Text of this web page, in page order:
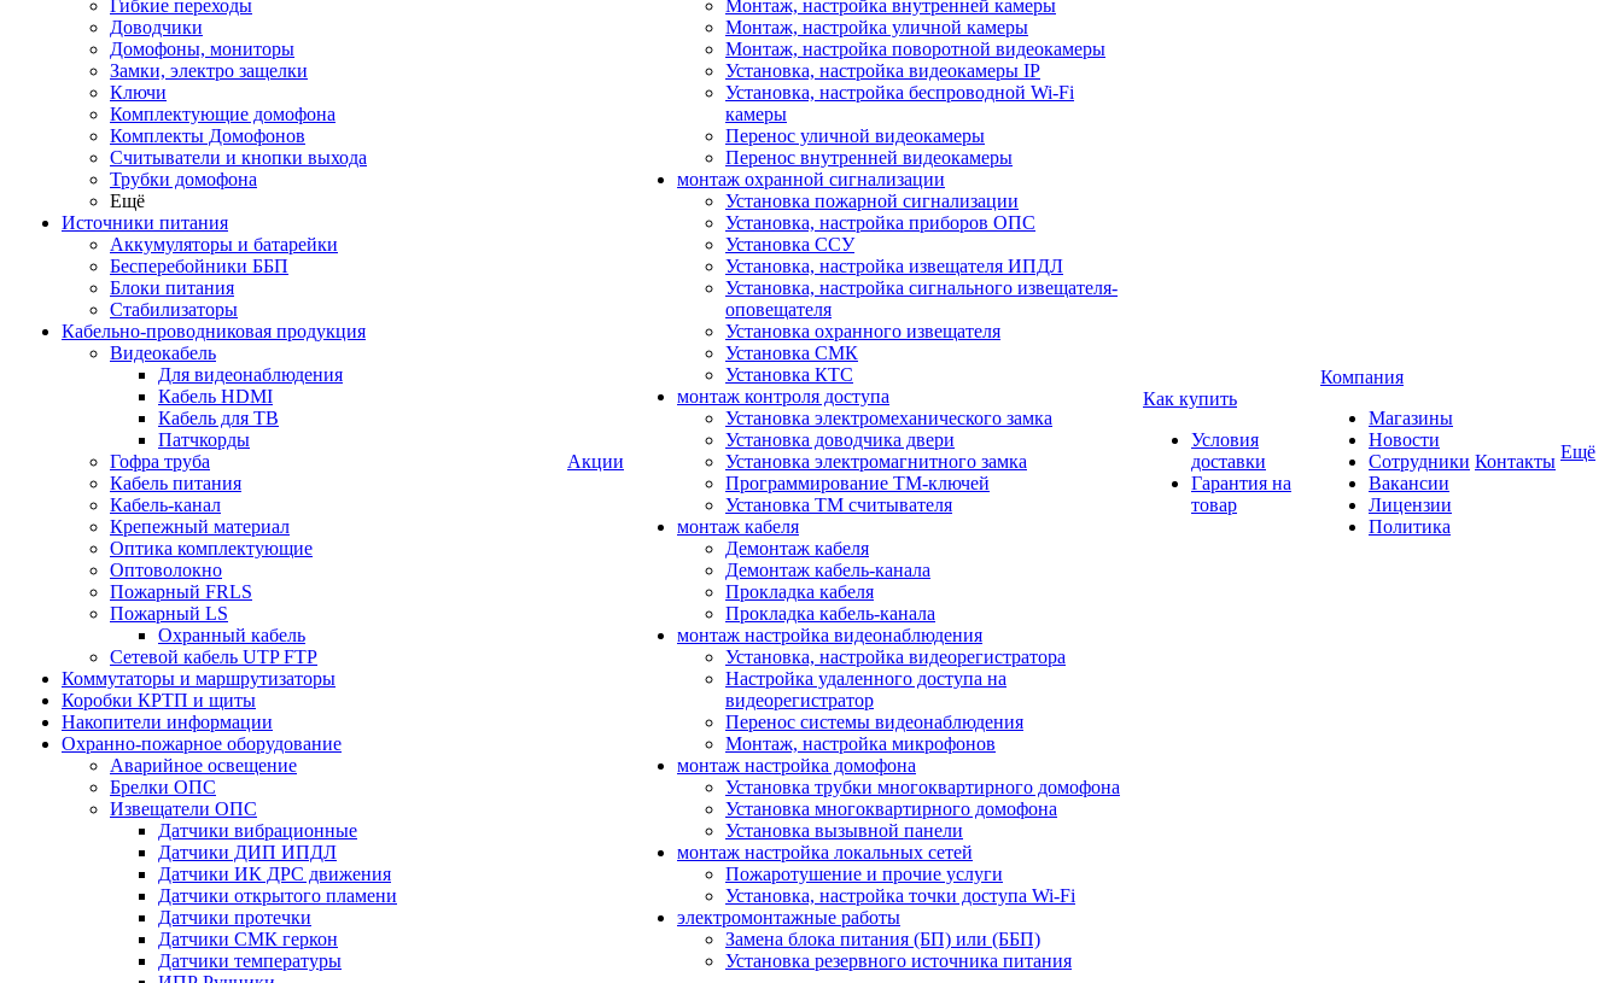
Гибкие переходы
Доводчики
Домофоны, мониторы
Замки, электро защелки
Ключи
Комплектующие домофона
Комплекты Домофонов
Считыватели и кнопки выхода
Трубки домофона
Ещё
Источники питания
Аккумуляторы и батарейки
Бесперебойники ББП
Блоки питания
Стабилизаторы
Кабельно-проводниковая продукция
Видеокабель
Для видеонаблюдения
Кабель HDMI
Кабель для ТВ
Патчкорды
Гофра труба
Кабель питания
Кабель-канал
Крепежный материал
Оптика комплектующие
Оптоволокно
Пожарный FRLS
Пожарный LS
Охранный кабель
Сетевой кабель UTP FTP
Коммутаторы и маршрутизаторы
Коробки КРТП и щиты
Накопители информации
Охранно-пожарное оборудование
Аварийное освещение
Брелки ОПС
Извещатели ОПС
Датчики вибрационные
Датчики ДИП ИПДЛ
Датчики ИК ДРС движения
Датчики открытого пламени
Датчики протечки
Датчики СМК геркон
Датчики температуры
Акции
Монтаж, настройка внутренней камеры
Монтаж, настройка уличной камеры
Монтаж, настройка поворотной видеокамеры
Установка, настройка видеокамеры IP
Установка, настройка беспроводной Wi-Fi
камеры
Перенос уличной видеокамеры
Перенос внутренней видеокамеры
монтаж охранной сигнализации
Установка пожарной сигнализации
Установка, настройка приборов ОПС
Установка ССУ
Установка, настройка извещателя ИПДЛ
Установка, настройка сигнального извещателя-
оповещателя
Установка охранного извещателя
Установка СМК
Установка КТС
монтаж контроля доступа
Установка электромеханического замка
Установка доводчика двери
Установка электромагнитного замка
Программирование ТМ-ключей
Установка ТМ считывателя
монтаж кабеля
Демонтаж кабеля
Демонтаж кабель-канала
Прокладка кабеля
Прокладка кабель-канала
монтаж настройка видеонаблюдения
Установка, настройка видеорегистратора
Настройка удаленного доступа на
видеорегистратор
Перенос системы видеонаблюдения
Монтаж, настройка микрофонов
монтаж настройка домофона
Установка трубки многоквартирного домофона
Установка многоквартирного домофона
Установка вызывной панели
монтаж настройка локальных сетей
Пожаротушение и прочие услуги
Установка, настройка точки доступа Wi-Fi
электромонтажные работы
Замена блока питания (БП) или (ББП)
Установка резервного источника питания
Как купить
Условия
доставки
Гарантия на
товар
Компания
Магазины
Новости
Сотрудники
Вакансии
Лицензии
Политика
Контакты Ещё